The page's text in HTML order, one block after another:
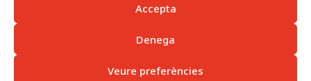
Accepta
Denega
Veure preferències